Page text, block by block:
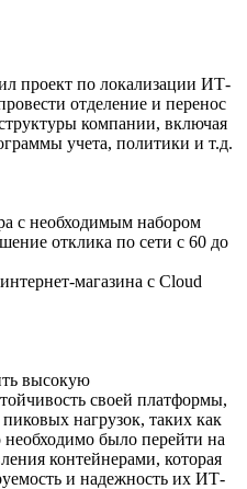
проект по локализации ИТ-
отделение и перенос
компании, включая
учета, политики и т.д.
с необходимым набором
отклика по сети с 60 до
магазина с Cloud
высокую
своей платформы,
нагрузок, таких как
было перейти на
контейнерами, которая
и надежность их ИТ-